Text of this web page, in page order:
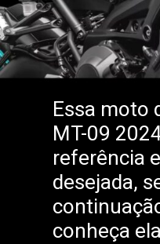
Essa moto
MT-09
referência
desejada,
conheça